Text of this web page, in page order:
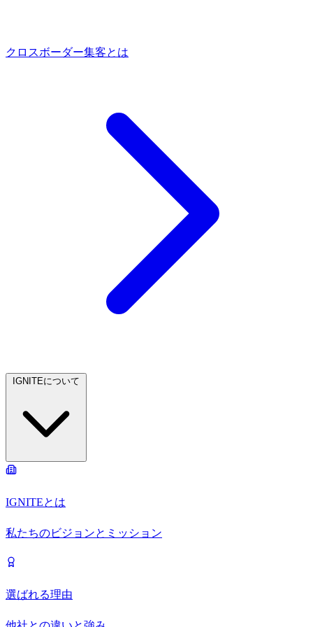
クロスボーダー集客とは
IGNITEとは
私たちのビジョンとミッション
選ばれる理由